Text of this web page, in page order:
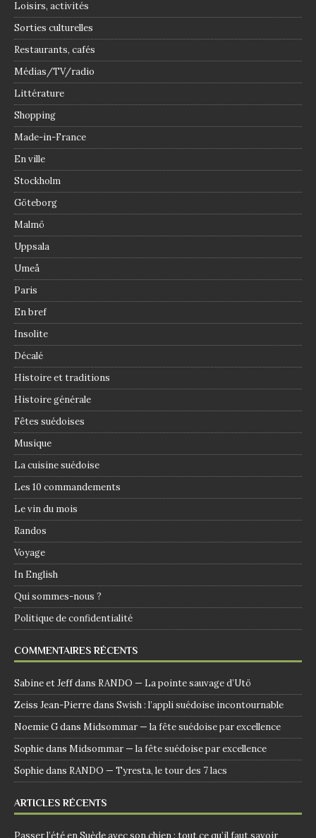
Loisirs, activités
Sorties culturelles
Restaurants, cafés
Médias/TV/radio
Littérature
Shopping
Made-in-France
En ville
Stockholm
Göteborg
Malmö
Uppsala
Umeå
Paris
En bref
Insolite
Décalé
Histoire et traditions
Histoire générale
Fêtes suédoises
Musique
La cuisine suédoise
Les 10 commandements
Le vin du mois
Randos
Voyage
In English
Qui sommes-nous ?
Politique de confidentialité
COMMENTAIRES RÉCENTS
Sabine et Jeffdans RANDO — La pointe sauvage d’Utö
Zeiss Jean-Pierredans Swish : l’appli suédoise incontournable
Noemie Gdans Midsommar — la fête suédoise par excellence
Sophiedans Midsommar — la fête suédoise par excellence
Sophiedans RANDO — Tyresta, le tour des 7 lacs
ARTICLES RÉCENTS
Passer l’été en Suède avec son chien : tout ce qu’il faut savoir